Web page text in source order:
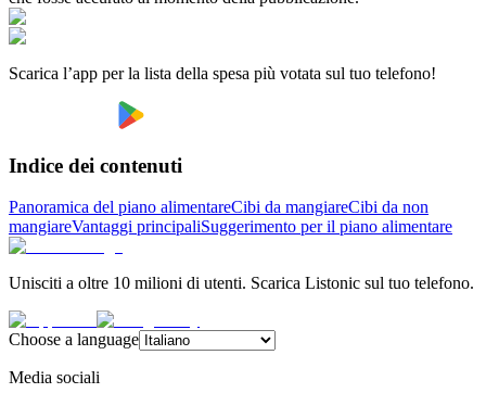
Scarica l’app per la lista della spesa più votata sul tuo telefono!
Indice dei contenuti
Panoramica del piano alimentareCibi da mangiareCibi da non
mangiareVantaggi principaliSuggerimento per il piano alimentare
Unisciti a oltre 10 milioni di utenti. Scarica Listonic sul tuo telefono.
Choose a language
Media sociali